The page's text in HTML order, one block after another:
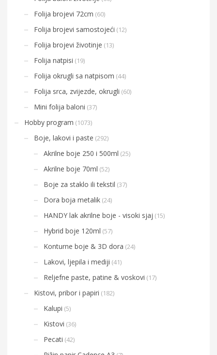
Folija brojevi 72cm (60)
Folija brojevi samostojeći (12)
Folija brojevi životinje (13)
Folija natpisi (19)
Folija okrugli sa natpisom (44)
Folija srca, zvijezde, okrugli (60)
Mini folija baloni (37)
Hobby program (1073)
Boje, lakovi i paste (292)
Akrilne boje 250 i 500ml (25)
Akrilne boje 70ml (52)
Boje za staklo ili tekstil (37)
Dora boja metalik (24)
HANDY lak akrilne boje - visoki sjaj (15)
Hybrid boje 120ml (57)
Konturne boje & 3D dora (24)
Lakovi, ljepila i mediji (41)
Reljefne paste, patine & voskovi (17)
Kistovi, pribor i papiri (182)
Kalupi (5)
Kistovi (36)
Pecati (42)